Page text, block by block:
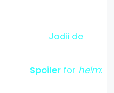
Jadii de
Spoilerfor helm: